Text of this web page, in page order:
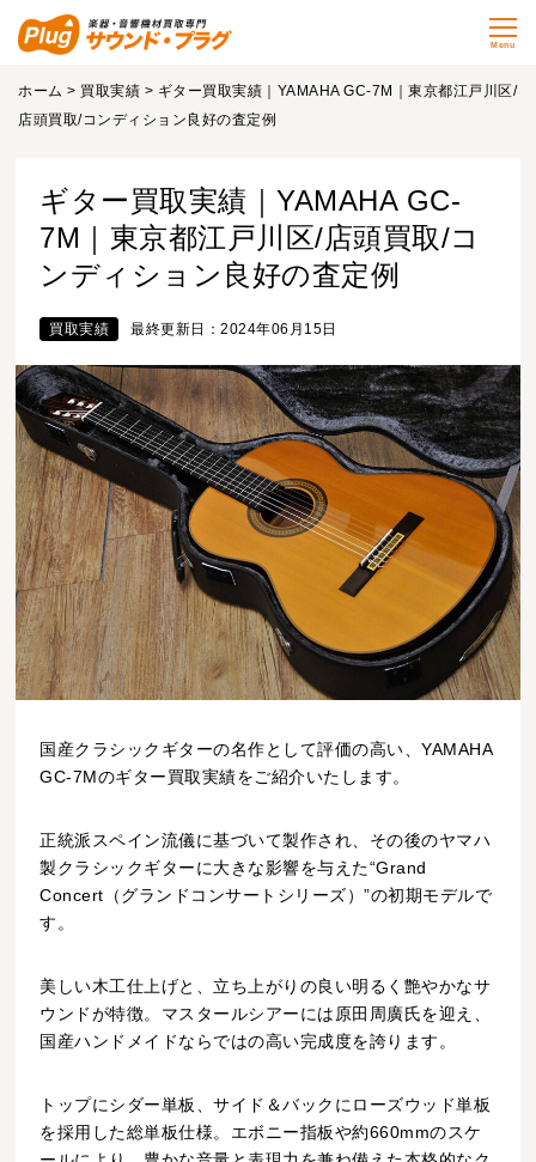
Menu
ホーム > 買取実績 > ギター買取実績｜YAMAHA GC-7M｜東京都江戸川区/
店頭買取/コンディション良好の査定例
ギター買取実績｜YAMAHA GC-
7M｜東京都江戸川区/店頭買取/コ
ンディション良好の査定例
買取実績 最終更新日：2024年06月15日
国産クラシックギターの名作として評価の高い、YAMAHA
GC-7Mのギター買取実績をご紹介いたします。
正統派スペイン流儀に基づいて製作され、その後のヤマハ
製クラシックギターに大きな影響を与えた“Grand
Concert（グランドコンサートシリーズ）”の初期モデルで
す。
美しい木工仕上げと、立ち上がりの良い明るく艶やかなサ
ウンドが特徴。マスタールシアーには原田周廣氏を迎え、
国産ハンドメイドならではの高い完成度を誇ります。
トップにシダー単板、サイド＆バックにローズウッド単板
を採用した総単板仕様。エボニー指板や約660mmのスケ